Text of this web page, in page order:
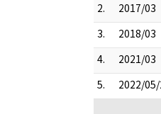
2.
2017/03
3.
2018/03
4.
2021/03
5.
2022/